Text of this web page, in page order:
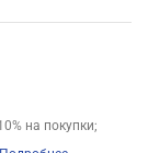
на покупки;